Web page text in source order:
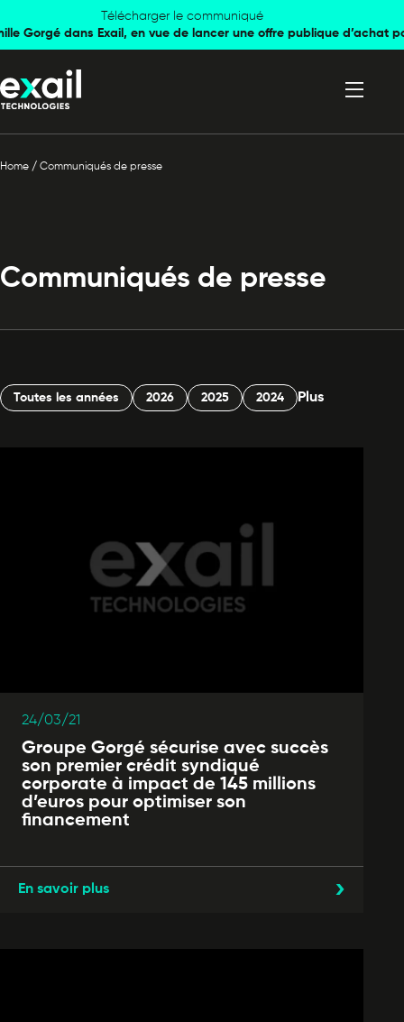
navigation
content
Télécharger le communiqué
Gorgé dans Exail, en vue de lancer une offre publique d’achat
Home / Communiqués de presse
Communiqués de presse
Toutes les années 2026 2025 2024 Plus
24/03/21
Groupe Gorgé sécurise avec succès
son premier crédit syndiqué
corporate à impact de 145 millions
d’euros pour optimiser son
financement
En savoir plus